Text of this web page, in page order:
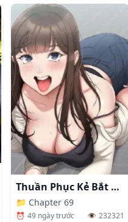
Thuần Phục Kẻ Bắt Nạt
📁 Chapter 69
⏰ 49 ngày trước 👁️ 232321